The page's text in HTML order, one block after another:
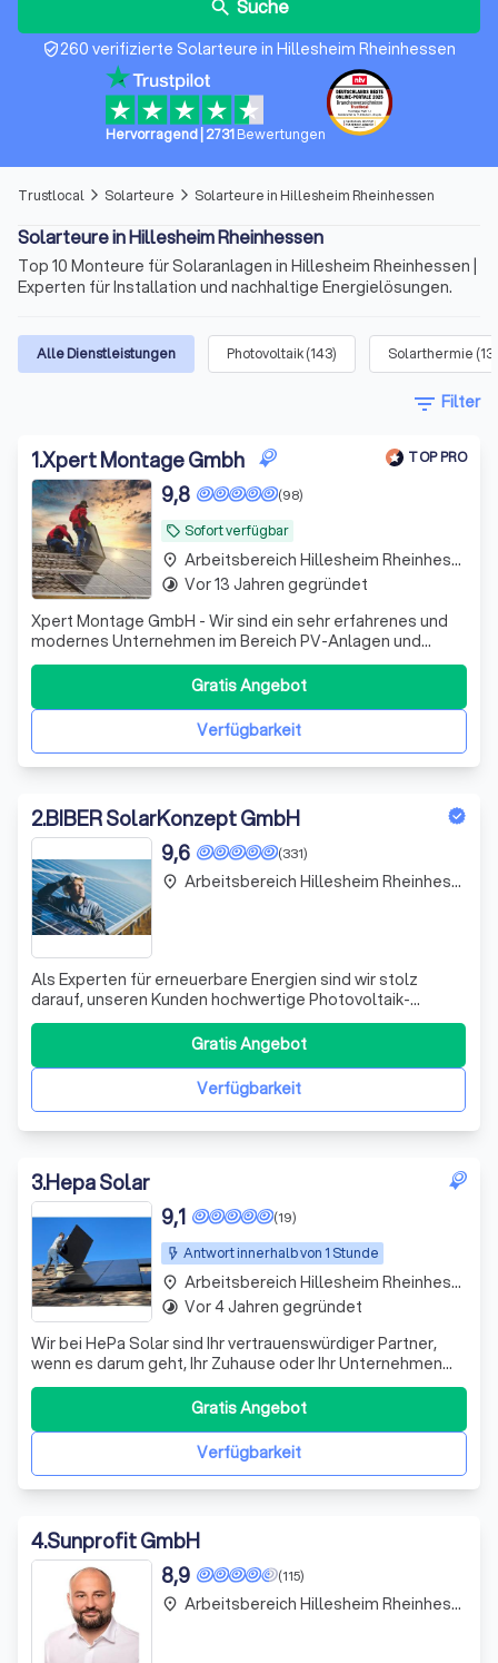
search Suche
verified_user260 verifizierte Solarteure in Hillesheim Rheinhessen
Hervorragend| 2731 Bewertungen
Trustlocal arrow_forward_ios Solarteure arrow_forward_ios Solarteure in Hillesheim Rheinhessen
Solarteure in Hillesheim Rheinhessen
Top 10 Monteure für Solaranlagen in Hillesheim Rheinhessen |
Experten für Installation und nachhaltige Energielösungen.
Alle Dienstleistungen Photovoltaik(143) Solarthermie (
filter_list Filter
1.Xpert Montage Gmbh TOP PRO
local_offer Sofort verfügbar
(98)
9,8
Xpert Montage GmbH - Wir sind ein sehr erfahrenes und
modernes Unternehmen im Bereich PV-Anlagen und
montieren über 500 PV-Anlagen/Jahr - nur mit eigenen
Angestellten und auf 4 Standorten verteilt. Unsere
freundlichen PV-Monteure und PV-Elektriker sind das Herz
unseres Unternehmens und die eingespi
Verfügbarkeit
Gratis Angebot
place Arbeitsbereich Hillesheim Rheinhessen
timelapse Vor 13 Jahren gegründet
2.BIBER SolarKonzept GmbH
(331)
9,6
Als Experten für erneuerbare Energien sind wir stolz
darauf, unseren Kunden hochwertige Photovoltaik-
Lösungen anzubieten. Wir nutzen die Kraft der Sonne, um
saubere, umweltfreundliche Energie zu erzeugen. Unsere
Solarzellen, hauptsächlich aus Silizium, setzen unter
Zufuhr von Lichtquanten positive u
Verfügbarkeit
Gratis Angebot
place Arbeitsbereich Hillesheim Rheinhessen
3.Hepa Solar
Antwort innerhalb von 1 Stunde
(19)
9,1
Wir bei HePa Solar sind Ihr vertrauenswürdiger Partner,
wenn es darum geht, Ihr Zuhause oder Ihr Unternehmen
mit nachhaltiger und umweltfreundlicher Energie zu
versorgen. Unsere Leidenschaft und Expertise im Bereich
der Photovoltaik und Batteriespeicher ermöglichen es
uns, maßgeschneiderte Lösungen
Verfügbarkeit
Gratis Angebot
place Arbeitsbereich Hillesheim Rheinhessen
timelapse Vor 4 Jahren gegründet
4.Sunprofit GmbH ️
(115)
8,9
place Arbeitsbereich Hillesheim Rheinhessen